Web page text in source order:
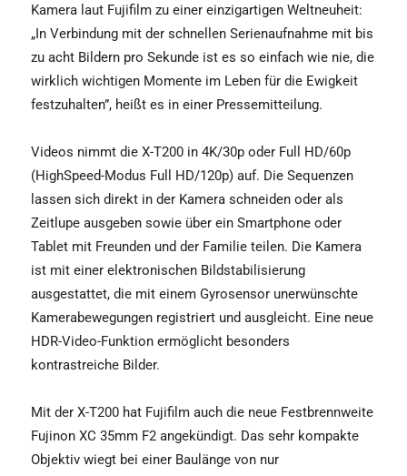
Kamera laut Fujifilm zu einer einzigartigen Weltneuheit:
„In Verbindung mit der schnellen Serienaufnahme mit bis
zu acht Bildern pro Sekunde ist es so einfach wie nie, die
wirklich wichtigen Momente im Leben für die Ewigkeit
festzuhalten”, heißt es in einer Pressemitteilung.
Videos nimmt die X-T200 in 4K/30p oder Full HD/60p
(HighSpeed-Modus Full HD/120p) auf. Die Sequenzen
lassen sich direkt in der Kamera schneiden oder als
Zeitlupe ausgeben sowie über ein Smartphone oder
Tablet mit Freunden und der Familie teilen. Die Kamera
ist mit einer elektronischen Bildstabilisierung
ausgestattet, die mit einem Gyrosensor unerwünschte
Kamerabewegungen registriert und ausgleicht. Eine neue
HDR-Video-Funktion ermöglicht besonders
kontrastreiche Bilder.
Mit der X-T200 hat Fujifilm auch die neue Festbrennweite
Fujinon XC 35mm F2 angekündigt. Das sehr kompakte
Objektiv wiegt bei einer Baulänge von nur